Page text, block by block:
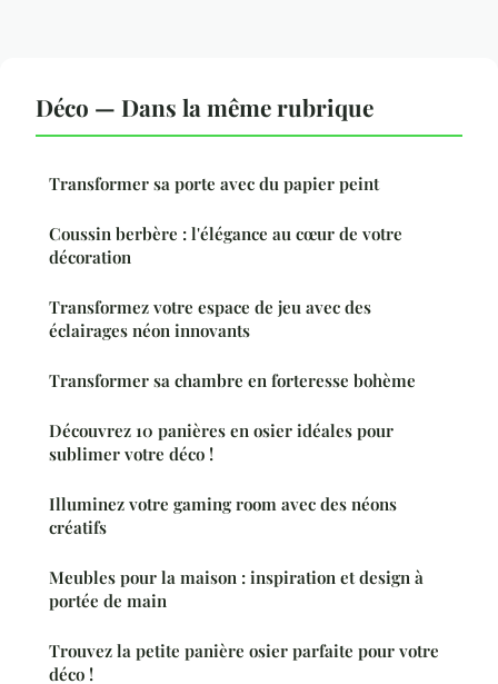
Déco — Dans la même rubrique
Transformer sa porte avec du papier peint
Coussin berbère : l'élégance au cœur de votre
décoration
Transformez votre espace de jeu avec des
éclairages néon innovants
Transformer sa chambre en forteresse bohème
Découvrez 10 panières en osier idéales pour
sublimer votre déco !
Illuminez votre gaming room avec des néons
créatifs
Meubles pour la maison : inspiration et design à
portée de main
Trouvez la petite panière osier parfaite pour votre
déco !